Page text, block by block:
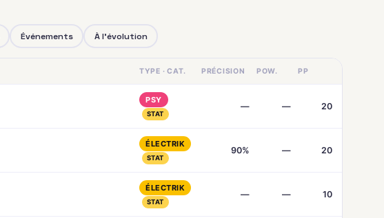
Événements À l'évolution
TYPE · CAT. PRÉCISION POW. PP
PSY
STAT
— — 20
ÉLECTRIK
STAT
90% — 20
ÉLECTRIK
STAT
— — 10